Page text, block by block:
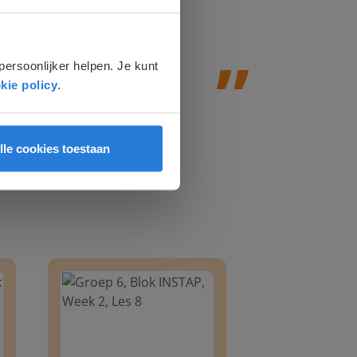
helpen. Je kunt
policy.
cookies toestaan